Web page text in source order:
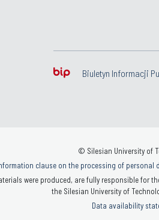
Biuletyn Informacji
© Silesian University of
clause on the processing of personal
were produced, are fully responsible for
the Silesian University of
Data availability